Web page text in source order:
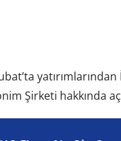
Şirketi hakkında